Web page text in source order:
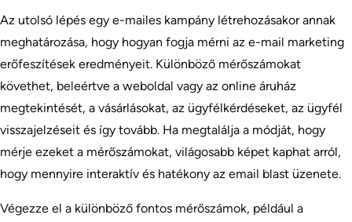
Az utolsó lépés egy e-mailes kampány létrehozásakor annak
meghatározása, hogy hogyan fogja mérni az e-mail marketing
erőfeszítések eredményeit. Különböző mérőszámokat
követhet, beleértve a weboldal vagy az online áruház
megtekintését, a vásárlásokat, az ügyfélkérdéseket, az ügyfél
visszajelzéseit és így tovább. Ha megtalálja a módját, hogy
mérje ezeket a mérőszámokat, világosabb képet kaphat arról,
hogy mennyire interaktív és hatékony az email blast üzenete.
Végezze el a különböző fontos mérőszámok, például a